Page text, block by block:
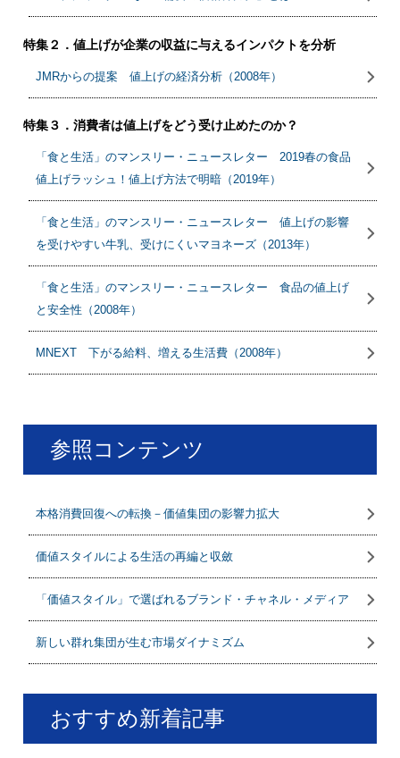
特集２．値上げが企業の収益に与えるインパクトを分析
JMRからの提案 値上げの経済分析（2008年）
特集３．消費者は値上げをどう受け止めたのか？
「食と生活」のマンスリー・ニュースレター 2019春の食品
値上げラッシュ！値上げ方法で明暗（2019年）
「食と生活」のマンスリー・ニュースレター 値上げの影響
を受けやすい牛乳、受けにくいマヨネーズ（2013年）
「食と生活」のマンスリー・ニュースレター 食品の値上げ
と安全性（2008年）
MNEXT 下がる給料、増える生活費（2008年）
参照コンテンツ
本格消費回復への転換－価値集団の影響力拡大
価値スタイルによる生活の再編と収斂
「価値スタイル」で選ばれるブランド・チャネル・メディア
新しい群れ集団が生む市場ダイナミズム
おすすめ新着記事